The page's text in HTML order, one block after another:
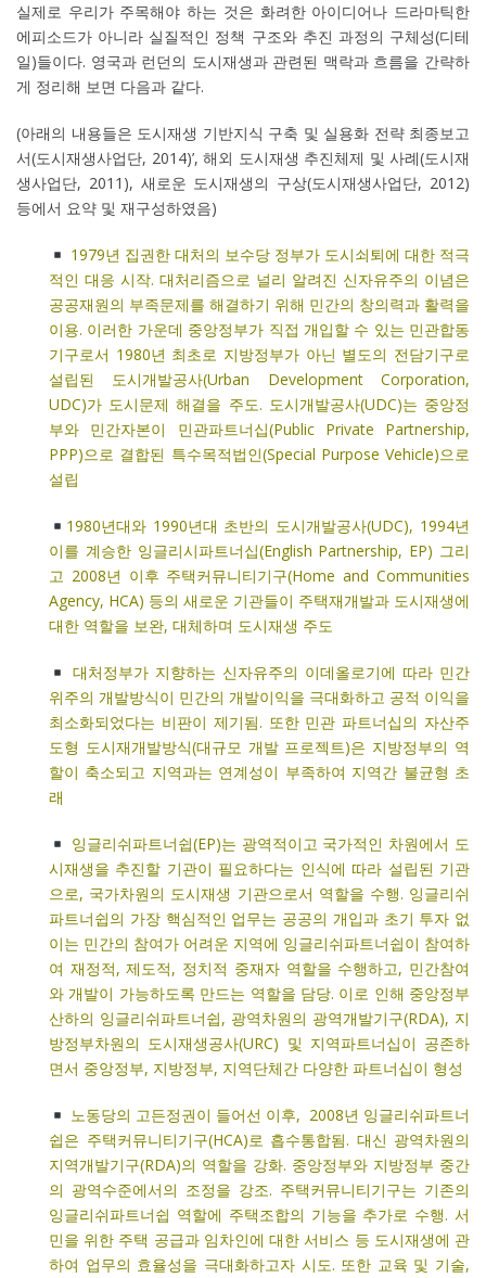
실제로 우리가 주목해야 하는 것은 화려한 아이디어나 드라마틱한
에피소드가 아니라 실질적인 정책 구조와 추진 과정의 구체성(디테
일)들이다. 영국과 런던의 도시재생과 관련된 맥락과 흐름을 간략하
게 정리해 보면 다음과 같다.
(아래의 내용들은 도시재생 기반지식 구축 및 실용화 전략 최종보고
서(도시재생사업단, 2014)’, 해외 도시재생 추진체제 및 사례(도시재
생사업단, 2011), 새로운 도시재생의 구상(도시재생사업단, 2012)
등에서 요약 및 재구성하였음)
1979년 집권한 대처의 보수당 정부가 도시쇠퇴에 대한 적극
적인 대응 시작. 대처리즘으로 널리 알려진 신자유주의 이념은
공공재원의 부족문제를 해결하기 위해 민간의 창의력과 활력을
이용. 이러한 가운데 중앙정부가 직접 개입할 수 있는 민관합동
기구로서 1980년 최초로 지방정부가 아닌 별도의 전담기구로
설립된 도시개발공사(Urban Development Corporation,
UDC)가 도시문제 해결을 주도. 도시개발공사(UDC)는 중앙정
부와 민간자본이 민관파트너십(Public Private Partnership,
PPP)으로 결합된 특수목적법인(Special Purpose Vehicle)으로
설립
1980년대와 1990년대 초반의 도시개발공사(UDC), 1994년
이를 계승한 잉글리시파트너십(English Partnership, EP) 그리
고 2008년 이후 주택커뮤니티기구(Home and Communities
Agency, HCA) 등의 새로운 기관들이 주택재개발과 도시재생에
대한 역할을 보완, 대체하며 도시재생 주도
대처정부가 지향하는 신자유주의 이데올로기에 따라 민간
위주의 개발방식이 민간의 개발이익을 극대화하고 공적 이익을
최소화되었다는 비판이 제기됨. 또한 민관 파트너십의 자산주
도형 도시재개발방식(대규모 개발 프로젝트)은 지방정부의 역
할이 축소되고 지역과는 연계성이 부족하여 지역간 불균형 초
래
잉글리쉬파트너쉽(EP)는 광역적이고 국가적인 차원에서 도
시재생을 추진할 기관이 필요하다는 인식에 따라 설립된 기관
으로, 국가차원의 도시재생 기관으로서 역할을 수행. 잉글리쉬
파트너쉽의 가장 핵심적인 업무는 공공의 개입과 초기 투자 없
이는 민간의 참여가 어려운 지역에 잉글리쉬파트너쉽이 참여하
여 재정적, 제도적, 정치적 중재자 역할을 수행하고, 민간참여
와 개발이 가능하도록 만드는 역할을 담당. 이로 인해 중앙정부
산하의 잉글리쉬파트너쉽, 광역차원의 광역개발기구(RDA), 지
방정부차원의 도시재생공사(URC) 및 지역파트너십이 공존하
면서 중앙정부, 지방정부, 지역단체간 다양한 파트너십이 형성
노동당의 고든정권이 들어선 이후, 2008년 잉글리쉬파트너
쉽은 주택커뮤니티기구(HCA)로 흡수통합됨. 대신 광역차원의
지역개발기구(RDA)의 역할을 강화. 중앙정부와 지방정부 중간
의 광역수준에서의 조정을 강조. 주택커뮤니티기구는 기존의
잉글리쉬파트너쉽 역할에 주택조합의 기능을 추가로 수행. 서
민을 위한 주택 공급과 임차인에 대한 서비스 등 도시재생에 관
하여 업무의 효율성을 극대화하고자 시도. 또한 교육 및 기술,